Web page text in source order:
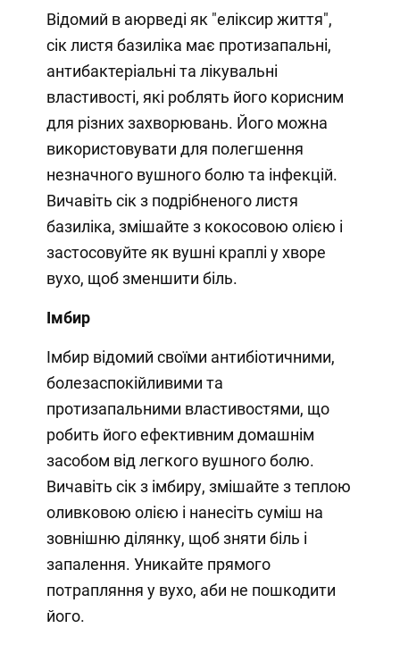
Відомий в аюрведі як "еліксир життя",
сік листя базиліка має протизапальні,
антибактеріальні та лікувальні
властивості, які роблять його корисним
для різних захворювань. Його можна
використовувати для полегшення
незначного вушного болю та інфекцій.
Вичавіть сік з подрібненого листя
базиліка, змішайте з кокосовою олією і
застосовуйте як вушні краплі у хворе
вухо, щоб зменшити біль.
Імбир
Імбир відомий своїми антибіотичними,
болезаспокійливими та
протизапальними властивостями, що
робить його ефективним домашнім
засобом від легкого вушного болю.
Вичавіть сік з імбиру, змішайте з теплою
оливковою олією і нанесіть суміш на
зовнішню ділянку, щоб зняти біль і
запалення. Уникайте прямого
потрапляння у вухо, аби не пошкодити
його.